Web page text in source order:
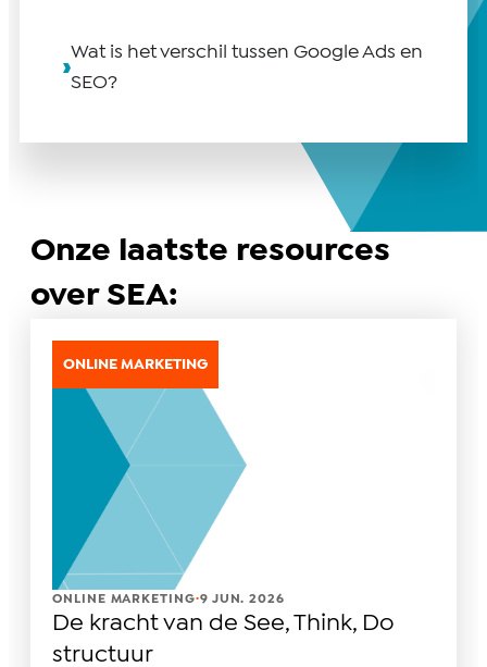
Wat is het verschil tussen Google Ads en
SEO?
Onze laatste resources
over SEA:
ONLINE MARKETING
ONLINE MARKETING.9 JUN. 2026
De kracht van de See, Think, Do
structuur